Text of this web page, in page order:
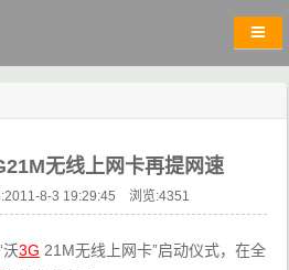
无线上网卡再提网速
8-3 19:29:45 浏览:4351
沃3G 21M无线上网卡”启动仪式，在全